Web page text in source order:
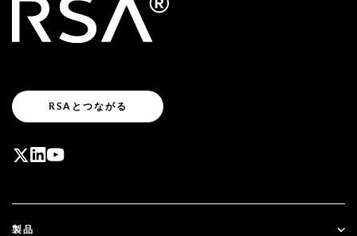
RSAとつながる
製品